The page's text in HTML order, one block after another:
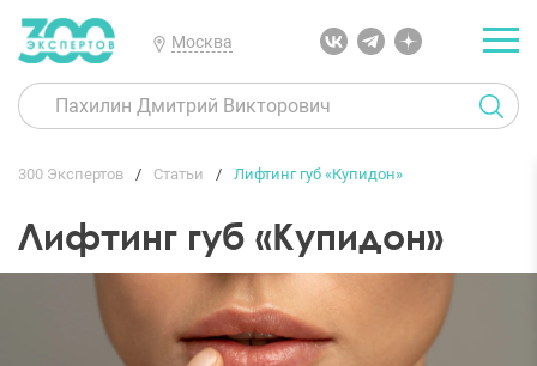
Москва
300 Экспертов Статьи Лифтинг губ «Купидон»
Лифтинг губ «Купидон»